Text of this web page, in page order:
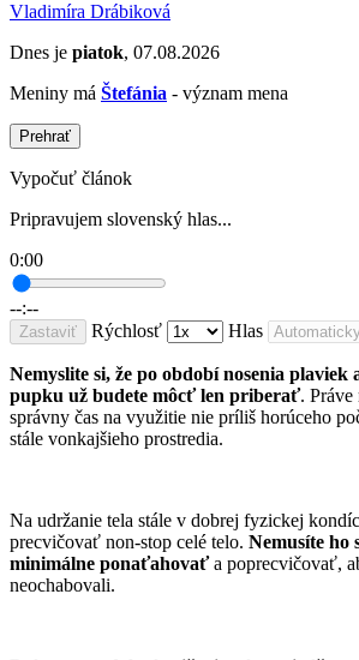
Vladimíra Drábiková
Dnes je piatok, 07.08.2026
Meniny má Štefánia - význam mena
Prehrať
Vypočuť článok
Pripravujem slovenský hlas...
0:00
--:--
Zastaviť Rýchlosť Hlas
Nemyslite si, že po období nosenia
pupku už budete môcť len priberať. Práve
správny čas na využitie nie príliš horúceho
stále vonkajšieho prostredia.
Na udržanie tela stále v dobrej fyzickej
precvičovať non-stop celé telo. Nemusíte ho
minimálne ponaťahovaťa poprecvičovať,
neochabovali.